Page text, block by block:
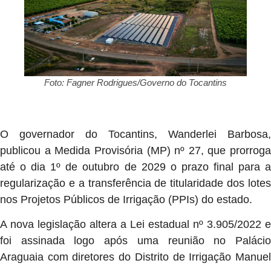
Foto: Fagner Rodrigues/Governo do Tocantins
O governador do Tocantins, Wanderlei Barbosa,
publicou a Medida Provisória (MP) nº 27, que prorroga
até o dia 1º de outubro de 2029 o prazo final para a
regularização e a transferência de titularidade dos lotes
nos Projetos Públicos de Irrigação (PPIs) do estado.
A nova legislação altera a Lei estadual nº 3.905/2022 e
foi assinada logo após uma reunião no Palácio
Araguaia com diretores do Distrito de Irrigação Manuel